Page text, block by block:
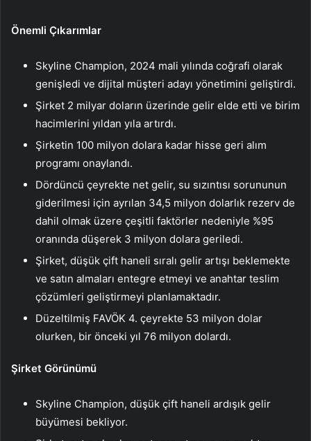
Önemli Çıkarımlar
Skyline Champion, 2024 mali yılında coğrafi olarak
genişledi ve dijital müşteri adayı yönetimini geliştirdi.
Şirket 2 milyar doların üzerinde gelir elde etti ve birim
hacimlerini yıldan yıla artırdı.
Şirketin 100 milyon dolara kadar hisse geri alım
programı onaylandı.
Dördüncü çeyrekte net gelir, su sızıntısı sorununun
giderilmesi için ayrılan 34,5 milyon dolarlık rezerv de
dahil olmak üzere çeşitli faktörler nedeniyle %95
oranında düşerek 3 milyon dolara geriledi.
Şirket, düşük çift haneli sıralı gelir artışı beklemekte
ve satın almaları entegre etmeyi ve anahtar teslim
çözümleri geliştirmeyi planlamaktadır.
Düzeltilmiş FAVÖK 4. çeyrekte 53 milyon dolar
olurken, bir önceki yıl 76 milyon dolardı.
Şirket Görünümü
Skyline Champion, düşük çift haneli ardışık gelir
büyümesi bekliyor.